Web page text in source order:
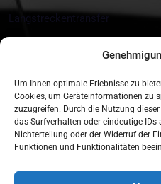
Um Ihnen optimale Erlebnisse zu
Cookies, um Geräteinformationen zu
zuzugreifen. Durch die Nutzung
das Surfverhalten oder eindeutige IDs
Nichterteilung oder der Widerruf der
Funktionen und Funktionalitäten
Langstreckentransfer
Kontakt
Münchner Str. 18 85774
+49 172 890 10 44